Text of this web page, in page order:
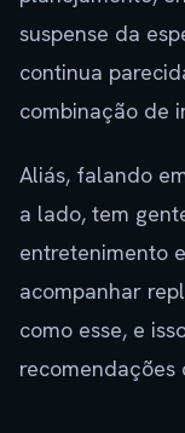
suspense da
continua
combinação de
Aliás, falando
a lado, tem
entretenimento
acompanhar
como esse, e
recomendações